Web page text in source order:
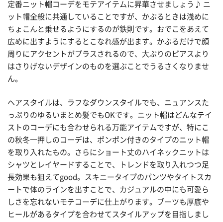
定番ニット帽コーデをモテアイテムに昇華させましょう♪ ニ
ット帽全般に共通していることですが、かぶるときは浅めに
ちょこんと乗せるようにするのが鉄則です。おでこをあえて
広めに出すようにするとこなれ感が出ます。かぶるだけで顔
周りにアクセントがプラスされるので、大ぶりのピアスより
はさりげないデザインのものを選ぶことでうるさくなりませ
ん。
ヘアスタイルは、ラフなダウンスタイルでも、ニュアンスた
っぷりのゆるいまとめ髪でもOKです。ニット帽はどんなテイ
ストのコーデにも合わせられる万能アイテムですが、特にこ
の秋冬一押しのコーデは、ポンポン付きのタイプのニット帽
を取り入れたもの。さらにショート丈のハイネックニットは
シャツとレイヤードすることで、トレンドを取り入れつつ足
長効果も狙えてgood。スキニータイプのパンツやタイトスカ
ートで体のラインを出すことで、カジュアルの中にも可愛ら
しさを忘れないモテコーデに仕上がります。ブーツも厚底や
ヒールがあるタイプを合わせてスタイルアップを目指しまし